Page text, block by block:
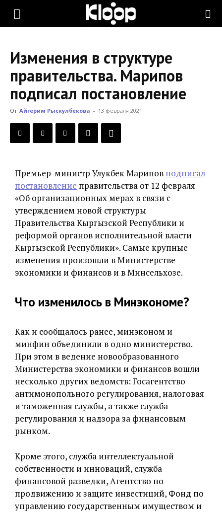
KLOOP.KG
Новости
Кыргызстана
Изменения в структуре
правительства. Марипов
подписал постановление
От Айгерим Рыскулбекова - 13 февраля 2021
Премьер-министр Улукбек Марипов подписал
постановление правительства от 12 февраля
«Об организационных мерах в связи с
утверждением новой структуры
Правительства Кыргызской Республики и
реформой органов исполнительной власти
Кыргызской Республики». Самые крупные
изменения произошли в Министерстве
экономики и финансов и в Минсельхозе.
Что изменилось в Минэкономе?
Как и сообщалось ранее, минэконом и
минфин объединили в одно министерство.
При этом в ведение новообразованного
Министерства экономики и финансов вошли
несколько других ведомств: Госагентство
антимонопольного регулирования, налоговая
и таможенная службы, а также служба
регулирования и надзора за финансовым
рынком.
Кроме этого, служба интеллектуальной
собственности и инноваций, служба
финансовой разведки, Агентство по
продвижению и защите инвестиций, Фонд по
управлению государственным имуществом и